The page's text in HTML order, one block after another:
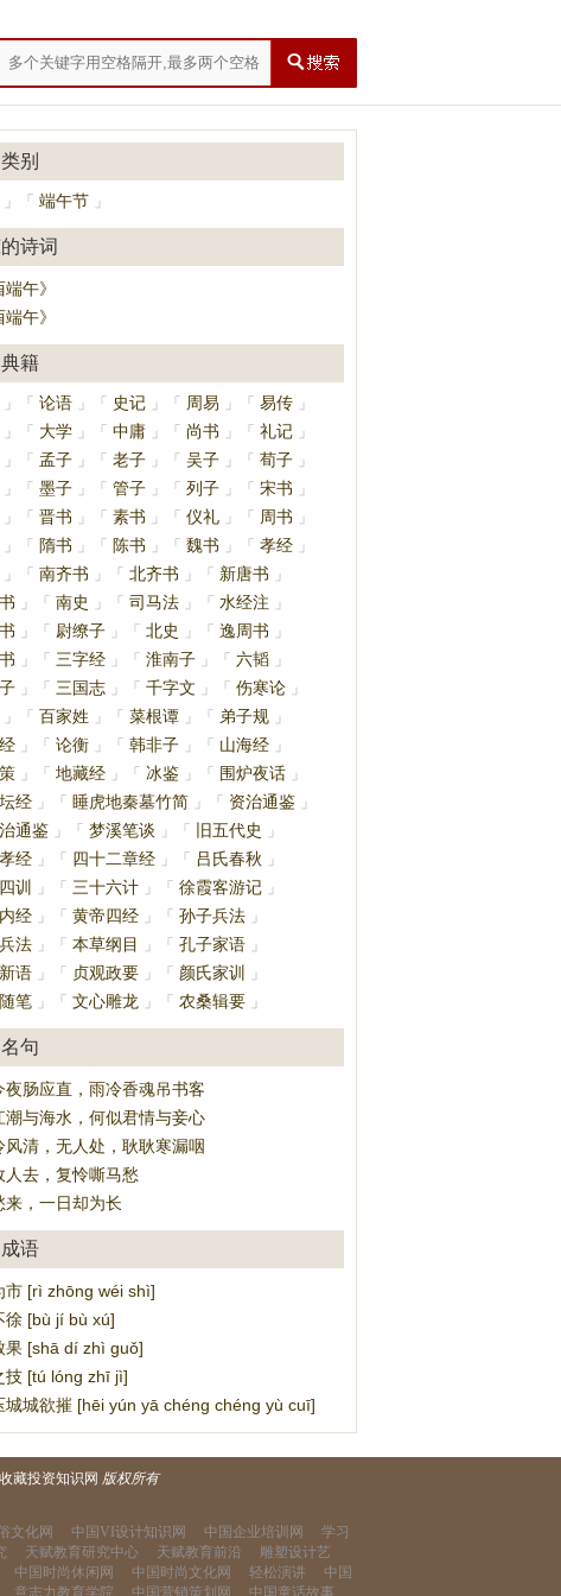
别
」 「 端午节 」
诗词
端午》
端午》
籍
」 「 论语 」 「 史记 」 「 周易 」 「 易传 」
」 「 大学 」 「 中庸 」 「 尚书 」 「 礼记 」
」 「 孟子 」 「 老子 」 「 吴子 」 「 荀子 」
」 「 墨子 」 「 管子 」 「 列子 」 「 宋书
」
」 「 晋书 」 「 素书 」 「 仪礼 」 「 周书
」
」 「 隋书 」 「 陈书 」 「 魏书 」 「 孝经 」
」 「 南齐书 」 「 北齐书 」 「 新唐书
」
」 「 南史 」 「 司马法 」 「 水经注
」
」 「 尉缭子 」 「 北史 」 「 逸周书
」
」 「 三字经 」 「 淮南子 」 「 六韬 」
」 「 三国志 」 「 千字文 」 「 伤寒论 」
」 「 百家姓 」 「 菜根谭 」 「 弟子规 」
」 「 论衡 」 「 韩非子 」 「 山海经 」
」 「 地藏经 」 「 冰鉴 」 「 围炉夜话 」
经 」 「 睡虎地秦墓竹简 」 「 资治通鉴 」
通鉴 」 「 梦溪笔谈 」 「 旧五代史
」
经 」 「 四十二章经 」 「 吕氏春秋
」
训 」 「 三十六计 」 「 徐霞客游记 」
经 」 「 黄帝四经 」 「 孙子兵法 」
法 」 「 本草纲目 」 「 孔子家语 」
语 」 「 贞观政要 」 「 颜氏家训
」
笔 」 「 文心雕龙 」 「 农桑辑要 」
句
夜肠应直，雨冷香魂吊书客
潮与海水，何似君情与妾心
风清，无人处，耿耿寒漏咽
人去，复怜嘶马愁
来，一日却为长
语
市 [rì zhōng wéi shì]
徐 [bù jí bù xú]
果 [shā dí zhì guǒ]
技 [tú lóng zhī jì]
城城欲摧 [hēi yún yā chéng chéng yù cuī]
藏投资知识网 版权所有
文化网 中国VI设计知识网 中国企业培训网
学习
天赋教育研究中心 天赋教育前沿
雕塑设计艺
中国时尚休闲网 中国时尚文化网 轻松演讲
中国
意志力教育学院 中国营销策划网 中国童话故事